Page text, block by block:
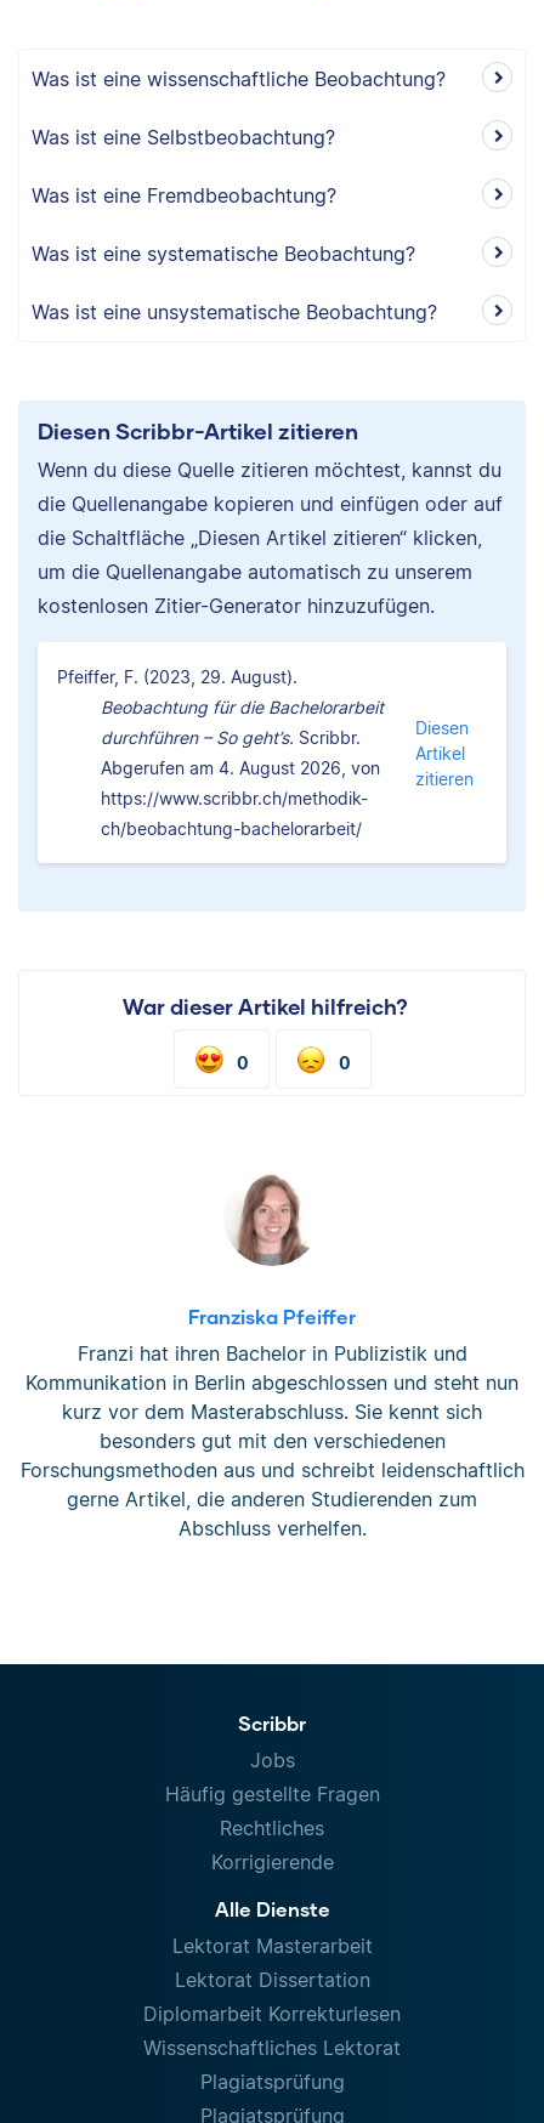
Was ist eine wissenschaftliche Beobachtung?
Was ist eine Selbstbeobachtung?
Was ist eine Fremdbeobachtung?
Was ist eine systematische Beobachtung?
Was ist eine unsystematische Beobachtung?
Diesen Scribbr-Artikel zitieren
Wenn du diese Quelle zitieren möchtest, kannst du
die Quellenangabe kopieren und einfügen oder auf
die Schaltfläche „Diesen Artikel zitieren“ klicken,
um die Quellenangabe automatisch zu unserem
kostenlosen Zitier-Generator hinzuzufügen.
Pfeiffer, F. (2023, 29. August).
Beobachtung für die Bachelorarbeit
durchführen – So geht’s. Scribbr.
Abgerufen am 4. August 2026, von
https://www.scribbr.ch/methodik-
ch/beobachtung-bachelorarbeit/
Diesen
Artikel
zitieren
War dieser Artikel hilfreich?
0 0
Franziska Pfeiffer
Franzi hat ihren Bachelor in Publizistik und
Kommunikation in Berlin abgeschlossen und steht nun
kurz vor dem Masterabschluss. Sie kennt sich
besonders gut mit den verschiedenen
Forschungsmethoden aus und schreibt leidenschaftlich
gerne Artikel, die anderen Studierenden zum
Abschluss verhelfen.
Scribbr
Jobs
Häufig gestellte Fragen
Rechtliches
Korrigierende
Alle Dienste
Lektorat Masterarbeit
Lektorat Dissertation
Diplomarbeit Korrekturlesen
Wissenschaftliches Lektorat
Plagiatsprüfung
Plagiatsprüfung